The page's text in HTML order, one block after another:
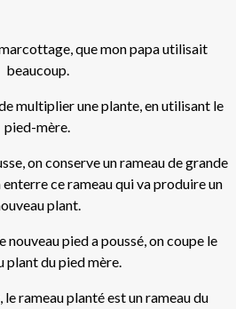
que mon papa utilisait
beaucoup.
multiplier une plante, en utilisant le
pied-mère.
on conserve un rameau de grande
enterre ce rameau qui va produire un
plant.
pied a poussé, on coupe le
plant du pied mère.
le rameau planté est un rameau du